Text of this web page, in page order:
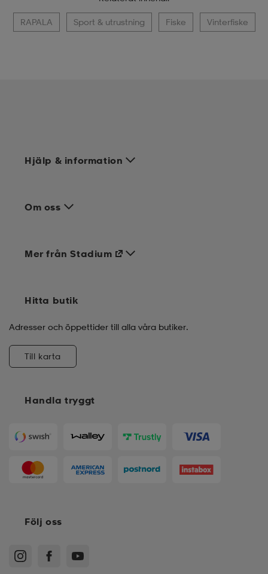
RAPALA Sport & utrustning Fiske Vinterfiske
Hjälp & information
Om oss
Handla tryggt
Mer från Stadium
Hitta butik
Adresser och öppettider till alla våra butiker.
Till karta
Följ oss